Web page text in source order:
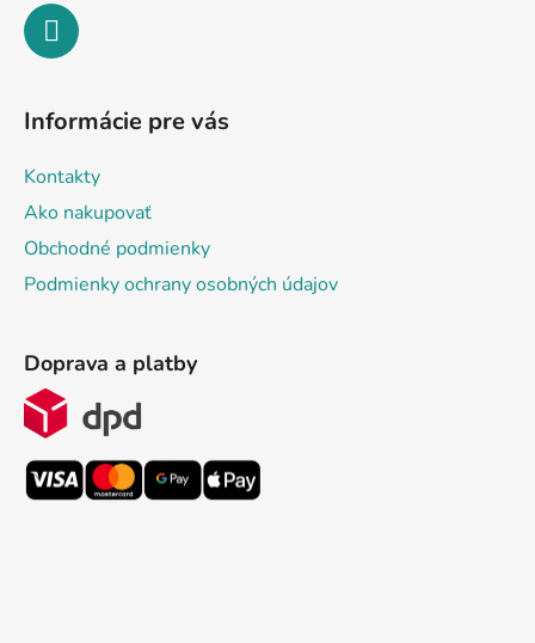
Informácie pre vás
Kontakty
Ako nakupovať
Obchodné podmienky
Podmienky ochrany osobných údajov
Doprava a platby